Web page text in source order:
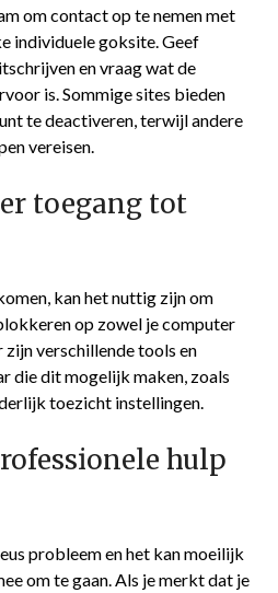
om contact op te nemen met
individuele goksite. Geef
en vraag wat de
is. Sommige sites bieden
te deactiveren, terwijl andere
vereisen.
toegang tot
kan het nuttig zijn om
op zowel je computer
zijn verschillende tools en
die dit mogelijk maken, zoals
toezicht instellingen.
hulp
probleem en het kan moeilijk
om te gaan. Als je merkt dat je